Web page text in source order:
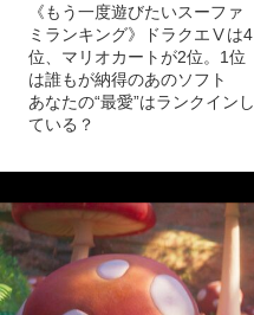
《もう一度遊びたいスーファ
ミランキング》ドラクエⅤは4
位、マリオカートが2位。1位
は誰もが納得のあのソフト
あなたの“最愛”はランクインし
ている？